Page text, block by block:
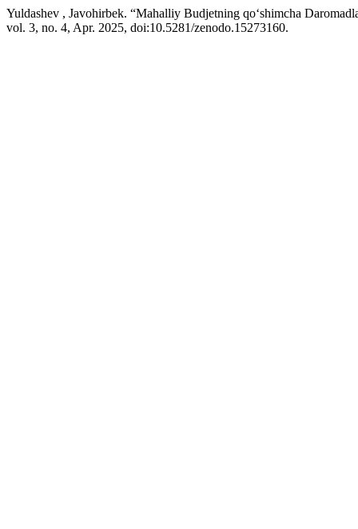
Yuldashev , Javohirbek. “Mahalliy Budjetning qo‘shimcha
vol. 3, no. 4, Apr. 2025, doi:10.5281/zenodo.15273160.